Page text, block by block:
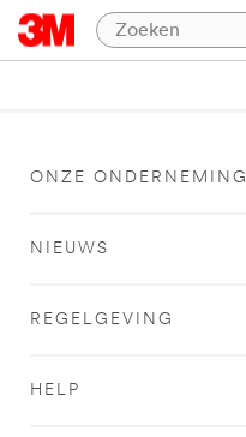
ONZE ONDERNEMING
NIEUWS
REGELGEVING
HELP